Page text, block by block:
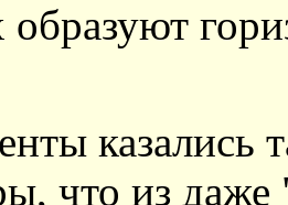
образуют
казались
что из